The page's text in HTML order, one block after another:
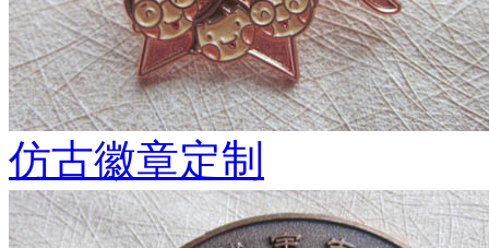
仿古徽章定制